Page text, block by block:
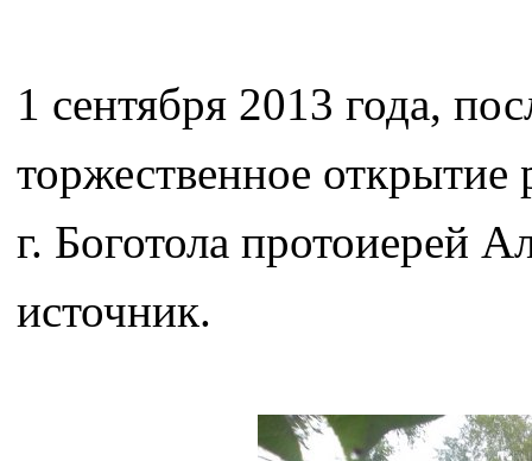
1 сентября 2013 года,
торжественное открытие
г. Боготола протоиерей
источник.